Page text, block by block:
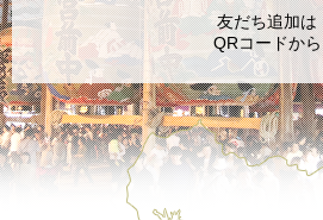
友だち追加は
QRコードから